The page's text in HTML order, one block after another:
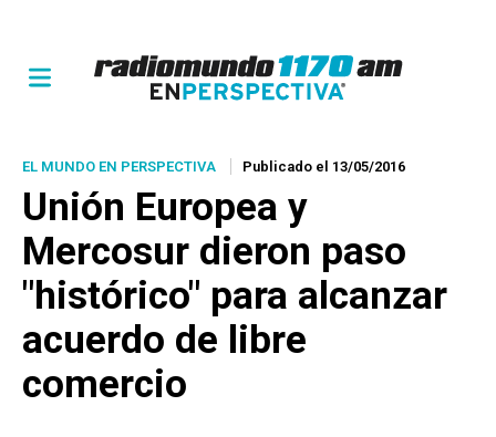
EL MUNDO EN PERSPECTIVA Publicado el 13/05/2016
Unión Europea y
Mercosur dieron paso
"histórico" para alcanzar
acuerdo de libre
comercio